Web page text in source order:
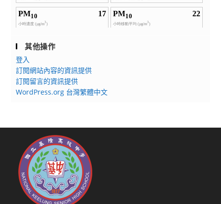
其他操作
登入
訂閱網站內容的資訊提供
訂閱留言的資訊提供
WordPress.org 台灣繁體中文